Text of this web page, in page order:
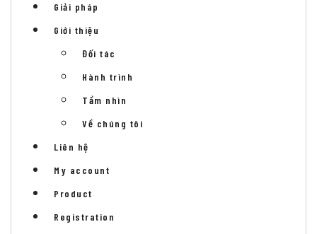
Giải pháp
Giới thiệu
Đối tác
Hành trình
Tầm nhìn
Về chúng tôi
Liên hệ
My account
Product
Registration